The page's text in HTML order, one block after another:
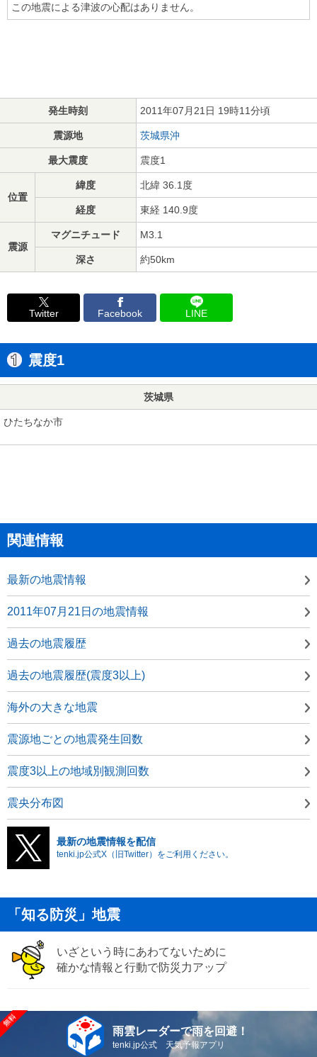
この地震による津波の心配はありません。
発生時刻 2011年07月21日 19時11分頃
震源地 茨城県沖
最大震度 震度1
位置
緯度 北緯 36.1度
経度 東経 140.9度
震源
マグニチュード M3.1
深さ 約50km
Twitter Facebook LINE
震度1
茨城県
ひたちなか市
関連情報
最新の地震情報
2011年07月21日の地震情報
過去の地震履歴
過去の地震履歴(震度3以上)
海外の大きな地震
震源地ごとの地震発生回数
震度3以上の地域別観測回数
震央分布図
最新の地震情報を配信
tenki.jp公式X（旧Twitter）をご利用ください。
「知る防災」地震
いざという時にあわてないために
確かな情報と行動で防災力アップ
雨雲レーダーで雨を回避！
tenki.jp公式 天気予報アプリ